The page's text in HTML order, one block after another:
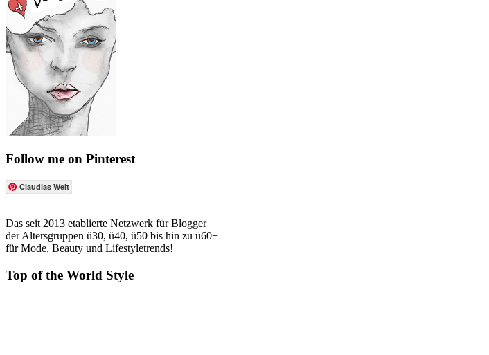
Follow me on Pinterest
Claudias Welt
Das seit 2013 etablierte Netzwerk für Blogger
der Altersgruppen ü30, ü40, ü50 bis hin zu ü60+
für Mode, Beauty und Lifestyletrends!
Top of the World Style